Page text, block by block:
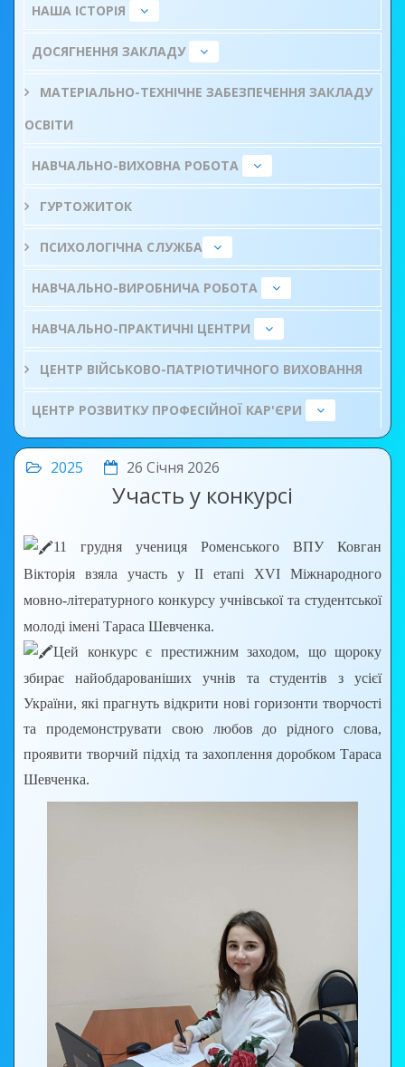
НАША ІСТОРІЯ
ДОСЯГНЕННЯ ЗАКЛАДУ
МАТЕРІАЛЬНО-ТЕХНІЧНЕ ЗАБЕЗПЕЧЕННЯ ЗАКЛАДУ
ОСВІТИ
НАВЧАЛЬНО-ВИХОВНА РОБОТА
ГУРТОЖИТОК
ПСИХОЛОГІЧНА СЛУЖБА
НАВЧАЛЬНО-ВИРОБНИЧА РОБОТА
НАВЧАЛЬНО-ПРАКТИЧНІ ЦЕНТРИ
ЦЕНТР ВІЙСЬКОВО-ПАТРІОТИЧНОГО ВИХОВАННЯ
ЦЕНТР РОЗВИТКУ ПРОФЕСІЙНОЇ КАР'ЄРИ
2025 26 Січня 2026
Участь у конкурсі
11 грудня учениця Роменського ВПУ Ковган
Вікторія взяла участь у ІІ етапі ХVІ Міжнародного
мовно-літературного конкурсу учнівської та студентської
молоді імені Тараса Шевченка.
Цей конкурс є престижним заходом, що щороку
збирає найобдарованіших учнів та студентів з усієї
України, які прагнуть відкрити нові горизонти творчості
та продемонструвати свою любов до рідного слова,
проявити творчий підхід та захоплення доробком Тараса
Шевченка.